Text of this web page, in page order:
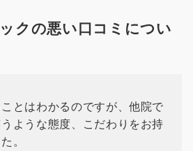
クの悪い口コミについ
とはわかるのですが、他院で
ような態度、こだわりをお持
。